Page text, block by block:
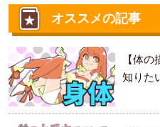
オススメの記事
【体
知りた